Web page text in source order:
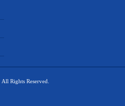
. All Rights Reserved.